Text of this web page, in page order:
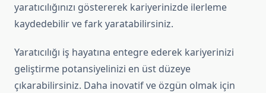
yaratıcılığınızı göstererek kariyerinizde ilerleme
kaydedebilir ve fark yaratabilirsiniz.
Yaratıcılığı iş hayatına entegre ederek kariyerinizi
geliştirme potansiyelinizi en üst düzeye
çıkarabilirsiniz. Daha inovatif ve özgün olmak için